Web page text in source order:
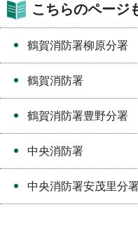
こちらのページ
鶴賀消防署柳原分署
鶴賀消防署
鶴賀消防署豊野分署
中央消防署
中央消防署安茂里分